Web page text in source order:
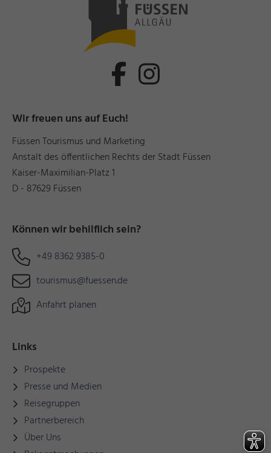
Wir freuen uns auf Euch!
Füssen Tourismus und Marketing
Anstalt des öffentlichen Rechts der Stadt Füssen
Kaiser-Maximilian-Platz 1
D - 87629 Füssen
Können wir behilflich sein?
+49 8362 9385-0
tourismus@fuessen.de
Anfahrt planen
Links
Prospekte
Presse und Medien
Reisegruppen
Partnerbereich
Über Uns